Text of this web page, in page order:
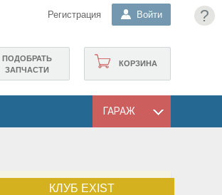
?
Регистрация Войти
КОРЗИНА
ПОДОБРАТЬ
ЗАПЧАСТИ
ГАРАЖ
КЛУБ EXIST